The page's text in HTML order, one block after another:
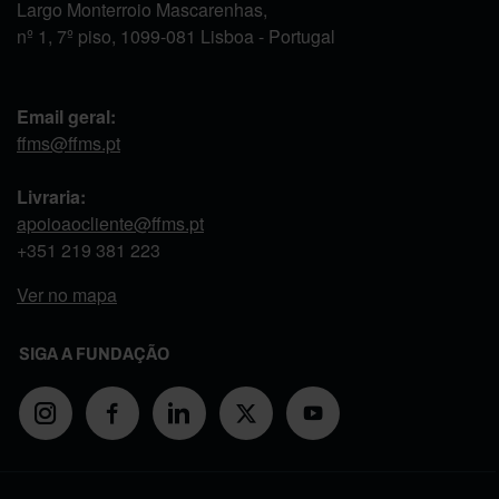
Largo Monterroio Mascarenhas,
nº 1, 7º piso, 1099-081 Lisboa - Portugal
Email geral:
ffms@ffms.pt
Livraria:
apoioaocliente@ffms.pt
+351 219 381 223
Ver no mapa
SIGA A FUNDAÇÃO